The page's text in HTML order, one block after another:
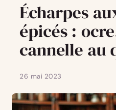
Écharpes
épicés :
cannelle au
26 mai 2023